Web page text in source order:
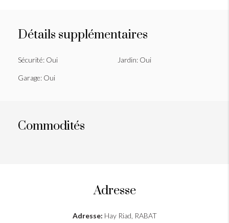
Détails supplémentaires
Sécurité: Oui
Garage: Oui
Jardin: Oui
Commodités
Adresse
Adresse: Hay Riad, RABAT